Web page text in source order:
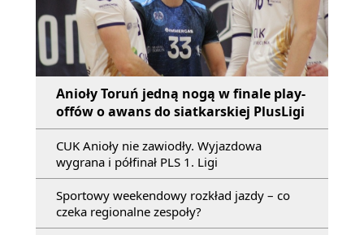
Anioły Toruń jedną nogą w finale play-
offów o awans do siatkarskiej PlusLigi
CUK Anioły nie zawiodły. Wyjazdowa
wygrana i półfinał PLS 1. Ligi
Sportowy weekendowy rozkład jazdy – co
czeka regionalne zespoły?